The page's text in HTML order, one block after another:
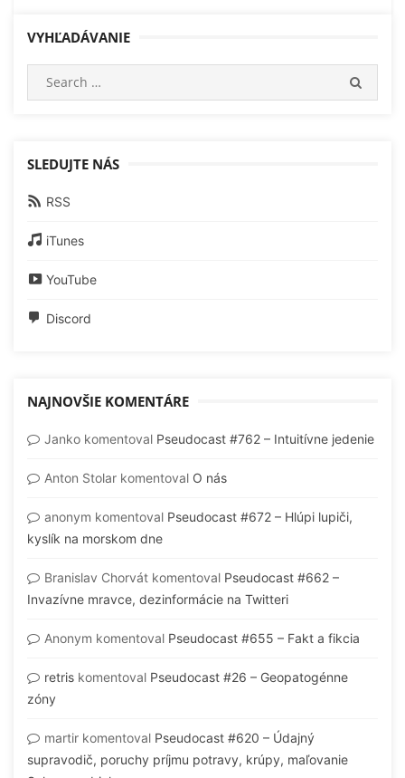
VYHĽADÁVANIE
SLEDUJTE NÁS
RSS
iTunes
YouTube
Discord
NAJNOVŠIE KOMENTÁRE
Janko komentoval Pseudocast #762 – Intuitívne jedenie
Anton Stolar komentoval O nás
anonym komentoval Pseudocast #672 – Hlúpi lupiči,
kyslík na morskom dne
Branislav Chorvát komentoval Pseudocast #662 –
Invazívne mravce, dezinformácie na Twitteri
Anonym komentoval Pseudocast #655 – Fakt a fikcia
retris komentoval Pseudocast #26 – Geopatogénne
zóny
martir komentoval Pseudocast #620 – Údajný
supravodič, poruchy príjmu potravy, krúpy, maľovanie